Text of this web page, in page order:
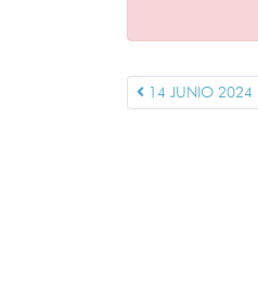
14 JUNIO 2024